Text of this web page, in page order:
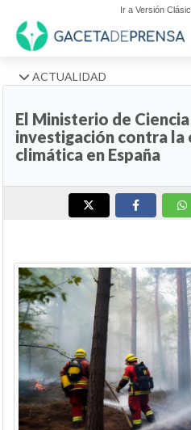
Ir a Versión
ACTUALIDAD
El Ministerio de
investigación contra la
climática en España